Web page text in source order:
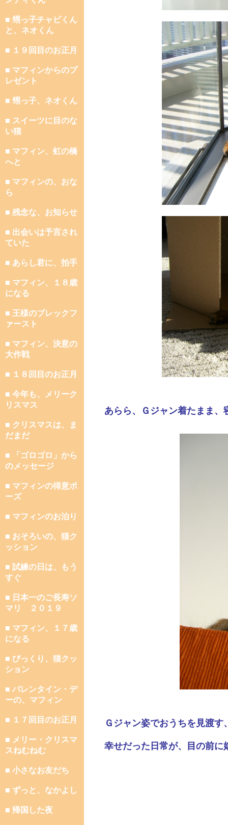
■ 甥っ子チャビくん
と、ネオくん
■ １９回目のお正月
■ マフィンからのプ
レゼント
■ 甥っ子、ネオくん
■ スイーツに目のな
い猫
■ マフィン、虹の橋
へと
■ マフィンの、おな
ら
■ 残念な、お知らせ
■ 出会いは予言され
ていた
■ あらし君に、拍手
■ マフィン、１８歳
になる
■ 王様のブレックフ
ァースト
■ マフィン、決意の
大作戦
■ １８回目のお正月
■ 今年も、メリーク
リスマス
■ クリスマスは、ま
だまだ
■ 「ゴロゴロ」から
のメッセージ
■ マフィンの得意ポ
ーズ
■ マフィンのお泊り
■ おそろいの、猫ク
ッション
■ 試練の日は、もう
すぐ
■ 日本一のご長寿ソ
マリ ２０１９
■ マフィン、１７歳
になる
■ びっくり、猫クッ
ション
■ バレンタイン・デ
ーの、マフィン
■ １７回目のお正月
■ メリー・クリスマ
スねむねむ
■ 小さなお友だち
■ ずっと、なかよし
■ 帰国した夜
あらら、Ｇジャン着たまま、
Ｇジャン姿でおうちを見渡
幸せだった日常が、目の前に